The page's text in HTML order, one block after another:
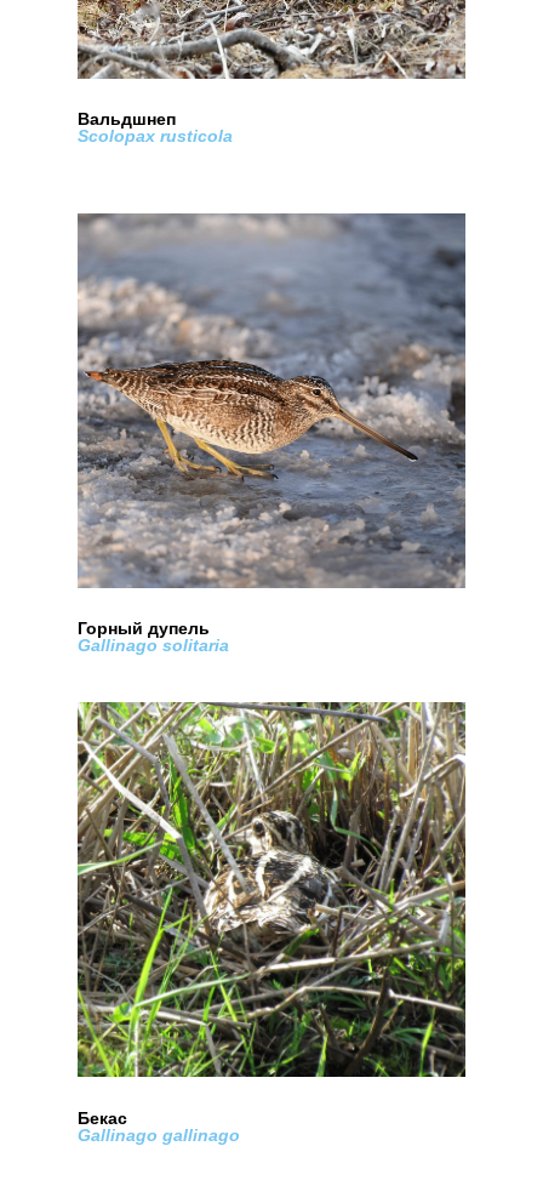
Вальдшнеп
Scolopax rusticola
Горный дупель
Gallinago solitaria
Бекас
Gallinago gallinago